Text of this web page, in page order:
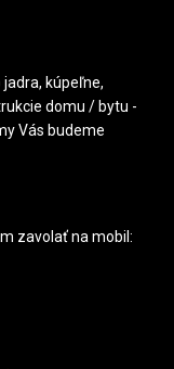
kúpeľne,
domu / bytu -
Vás budeme
zavolať na mobil: